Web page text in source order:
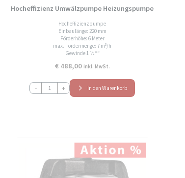
Hocheffizienz Umwälzpumpe Heizungspumpe
Hocheffizienzpumpe
Einbaulänge: 220 mm
Förderhöhe: 6 Meter
max. Fördermenge: 7 m³/h
Gewinde 1 ½““
€ 488,00 inkl. MwSt.
-
HST
EPA40-
+ In den Warenkorb